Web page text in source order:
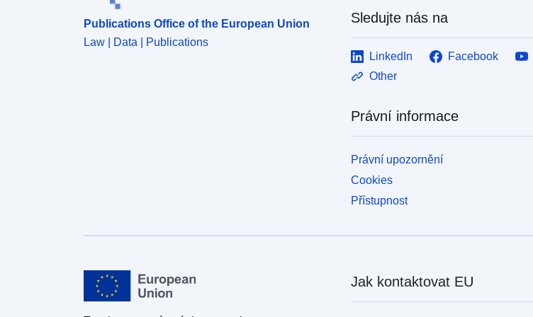
Publications Office of the European Union
Law | Data | Publications
Sledujte nás na
LinkedIn Facebook
Other
Právní informace
Právní upozornění
Cookies
Přístupnost
Jak kontaktovat EU